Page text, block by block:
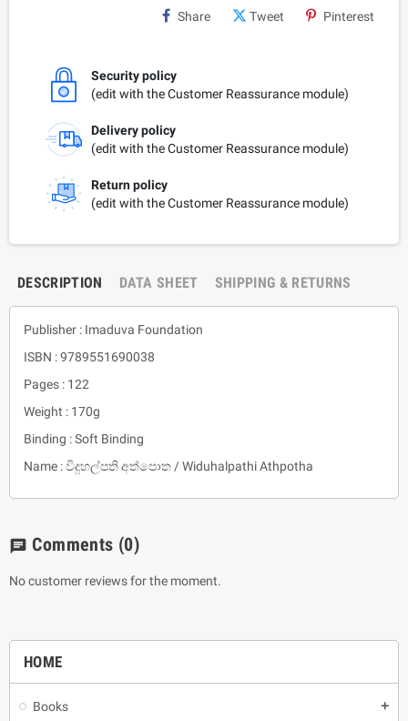
HOME
Books add
Share Tweet Pinterest
Security policy
(edit with the Customer Reassurance module)
Delivery policy
(edit with the Customer Reassurance module)
Return policy
(edit with the Customer Reassurance module)
DESCRIPTION DATA SHEET SHIPPING & RETURNS
Publisher : Imaduva Foundation
ISBN : 9789551690038
Pages : 122
Weight : 170g
Binding : Soft Binding
Name : විදුහල්පති අත්පොත / Widuhalpathi Athpotha
chat Comments (0)
No customer reviews for the moment.